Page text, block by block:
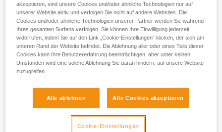
einem Profi, ob Sie in der Lage sind, den
Vorgang alleine sicher zu wiederholen, bevor
Sie ihn eigenständig durchführen.
Wir geben Beispiele für die mit Ihrer Aktivität
verbundenen Techniken. Möglicherweise gibt es
noch andere Techniken, die hier nicht
beschrieben werden.
Newsletter abonnieren
und auf dem Laufenden bleiben
Email *
Tritt der Community bei!
akzeptieren, sind unsere Cookies und/oder ähnliche Technologien nur auf
unserer Website aktiv und verfolgen Sie nicht auf andere Websites. Die
Cookies und/oder ähnliche Technologien unserer Partner werden Sie während
Ihres gesamten Surfens verfolgen. Sie können Ihre Einwilligung jederzeit
widerrufen, indem Sie auf den Link „Cookie-Einstellungen“ klicken, der sich am
unteren Rand der Website befindet. Die Ablehnung aller oder eines Teils dieser
Cookies kann Ihre Benutzererfahrung beeinträchtigen, aber unter keinen
Umständen wird eine solche Ablehnung Sie daran hindern, auf unsere Website
zuzugreifen.
Alle ablehnen Alle Cookies akzeptieren
Cookie-Einstellungen